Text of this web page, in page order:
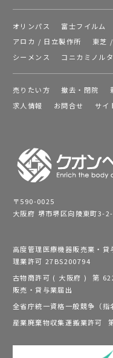
オリンパス 富士フイルム
アロカ / 日立製作所
東芝
シーメンス
コニカミノルタ
売りたい方 撤去・閉院
求人情報
お問合せ サイ
〒590-0025
大阪府 堺市堺区向陵東町3-
高度管理医療機器販売業・
理業許可 27BS200794
古物商許可 ( 大阪府 ) 第
販売・貸与業届出
全省庁統一資格一般競争（
産業廃棄物収集運搬業許可